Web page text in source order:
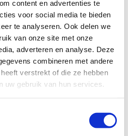
content en advertenties te
voor social media te bieden
te analyseren. Ook delen we
van onze site met onze
adverteren en analyse. Deze
combineren met andere
verstrekt of die ze hebben
uw gebruik van hun services.